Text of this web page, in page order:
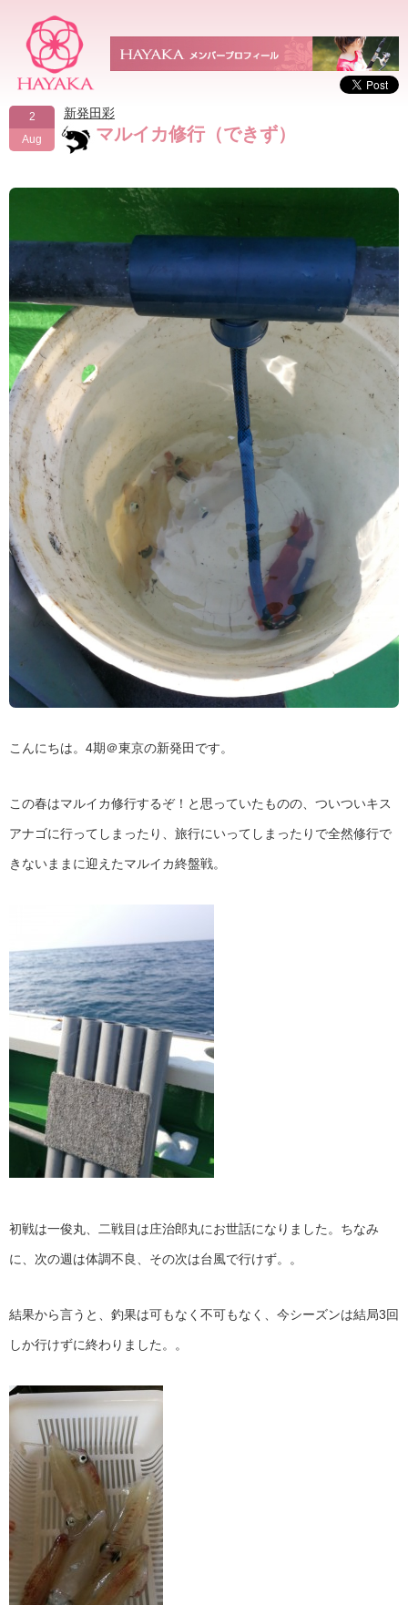
2
Aug
新発田彩
マルイカ修行（できず）
こんにちは。4期＠東京の新発田です。
この春はマルイカ修行するぞ！と思っていたものの、ついついキス
アナゴに行ってしまったり、旅行にいってしまったりで全然修行で
きないままに迎えたマルイカ終盤戦。
初戦は一俊丸、二戦目は庄治郎丸にお世話になりました。ちなみ
に、次の週は体調不良、その次は台風で行けず。。
結果から言うと、釣果は可もなく不可もなく、今シーズンは結局3回
しか行けずに終わりました。。